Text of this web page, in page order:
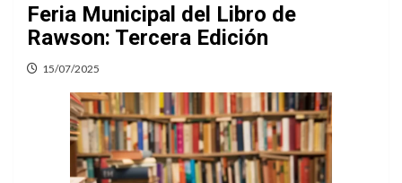
Feria Municipal del Libro de
Rawson: Tercera Edición
15/07/2025